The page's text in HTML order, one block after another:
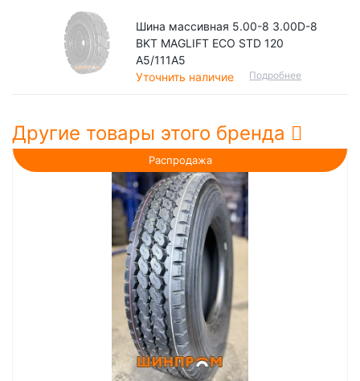
Шина массивная 5.00-8 3.00D-8
BKT MAGLIFT ECO STD 120
A5/111A5
Уточнить наличие
Подробнее
Другие товары этого бренда
Распродажа